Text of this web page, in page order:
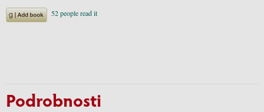
Podrobnosti